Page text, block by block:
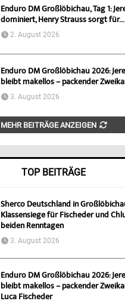
Enduro DM Großlöbichau, Tag 1:
dominiert, Henry Strauss sorgt für...
2. August 2026
Enduro DM Großlöbichau 2026:
bleibt makellos – packender
3. August 2026
MEHR BEITRÄGE ANZEIGEN
TOP BEITRÄGE
Sherco Deutschland in
Klassensiege für Fischeder und
beiden Renntagen
3. August 2026
Enduro DM Großlöbichau 2026:
bleibt makellos – packender
Luca Fischeder